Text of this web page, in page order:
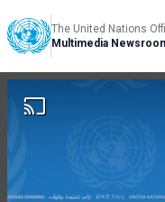
The United Nations
Multimedia